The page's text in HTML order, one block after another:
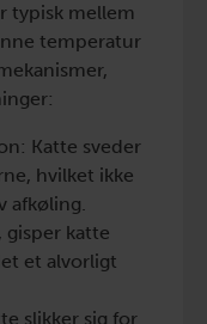
typisk mellem
temperatur
Katte sveder
hvilket ikke
afkøling.
gisper katte
et alvorligt
slikker sig for